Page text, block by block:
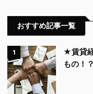
おすすめ記事一覧
1
★賃貸
もの！？